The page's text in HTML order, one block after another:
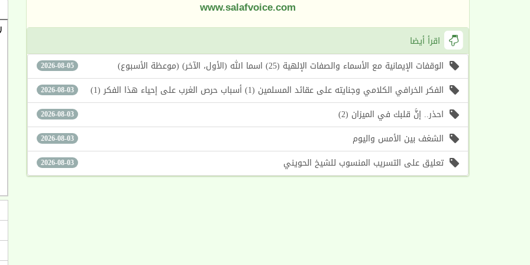
www.salafvoice.com
اقرأ أيضا
2026-08-05 الوقفات الإيمانية مع الأسماء والصفات الإلهية (25) اسما الله (الأول، الآخر) (موعظة الأسبوع)
2026-08-03 الفكر الخرافي الكلامي وجنايته على عقائد المسلمين (1) أسباب حرص الغرب على إحياء هذا الفكر (1)
2026-08-03 احذر.. إنَّ قلبك في الميزان (2)
2026-08-03 الشغف بين الأمس واليوم
2026-08-03 تعليق على التسريب المنسوب للشيخ الحويني